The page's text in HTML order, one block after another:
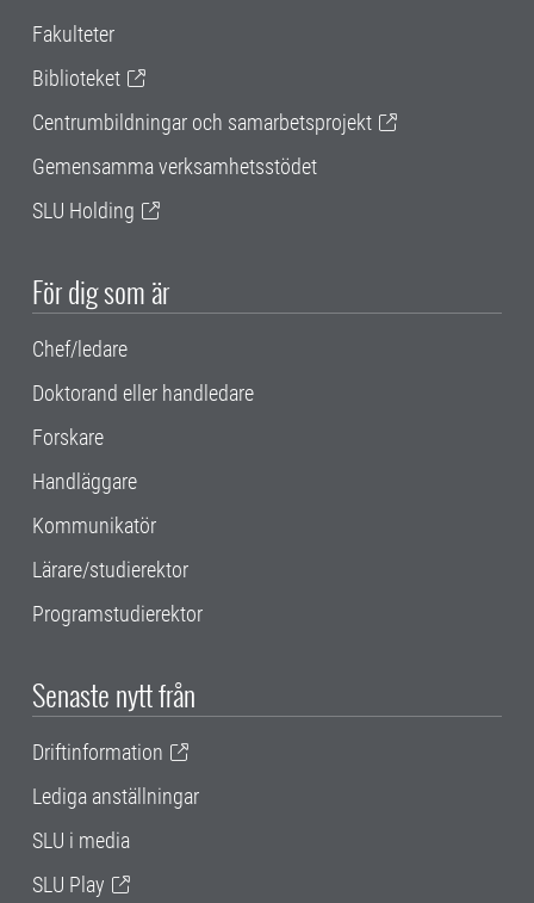
Fakulteter
Biblioteket
Centrumbildningar och samarbetsprojekt
Gemensamma verksamhetsstödet
SLU Holding
För dig som är
Chef/ledare
Doktorand eller handledare
Forskare
Handläggare
Kommunikatör
Lärare/studierektor
Programstudierektor
Senaste nytt från
Driftinformation
Lediga anställningar
SLU i media
SLU Play